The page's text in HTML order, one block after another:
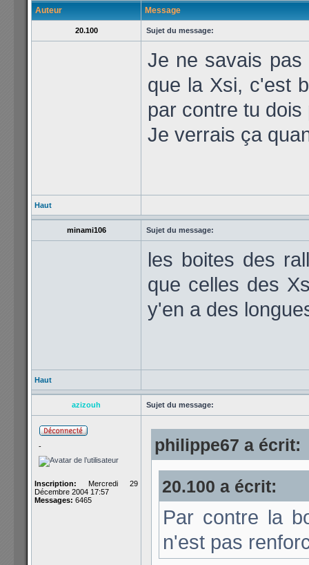
Auteur Message
20.100 Sujet du message:
Je ne savais
que la Xsi, c'est
par contre tu
Je verrais ça
Haut
minami106 Sujet du message:
les boites des
que celles des
y'en a des
Haut
azizouh Sujet du message:
-
Inscription: Mercredi 29
Décembre 2004 17:57
Messages: 6465
philippe67 a écrit:
20.100 a écrit:
Par contre la
n'est pas